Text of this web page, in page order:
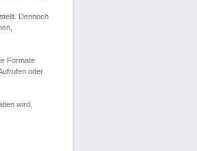
Dennoch
Formate
oder
wird,